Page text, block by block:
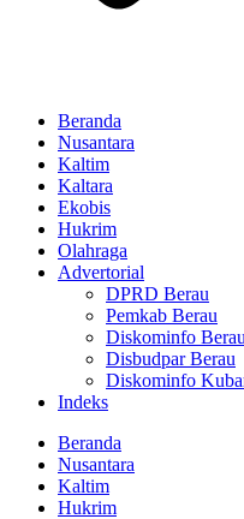
Beranda
Nusantara
Kaltim
Kaltara
Ekobis
Hukrim
Olahraga
Advertorial
DPRD Berau
Pemkab Berau
Diskominfo Berau
Disbudpar Berau
Diskominfo
Indeks
Beranda
Nusantara
Kaltim
Hukrim